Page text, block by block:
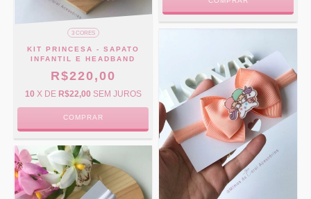
3 CORES
KIT PRINCESA - SAPATO
INFANTIL E HEADBAND
R$220,00
10 X DE R$22,00 SEM JUROS
COMPRAR